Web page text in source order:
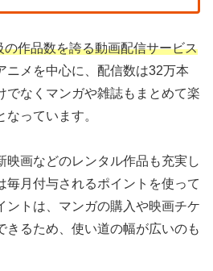
の作品数を誇る動画配信サービス
ニメを中心に、配信数は32万本
でなくマンガや雑誌もまとめて楽
っています。
映画などのレンタル作品も充実し
毎月付与されるポイントを使って
ントは、マンガの購入や映画チケ
きるため、使い道の幅が広いのも